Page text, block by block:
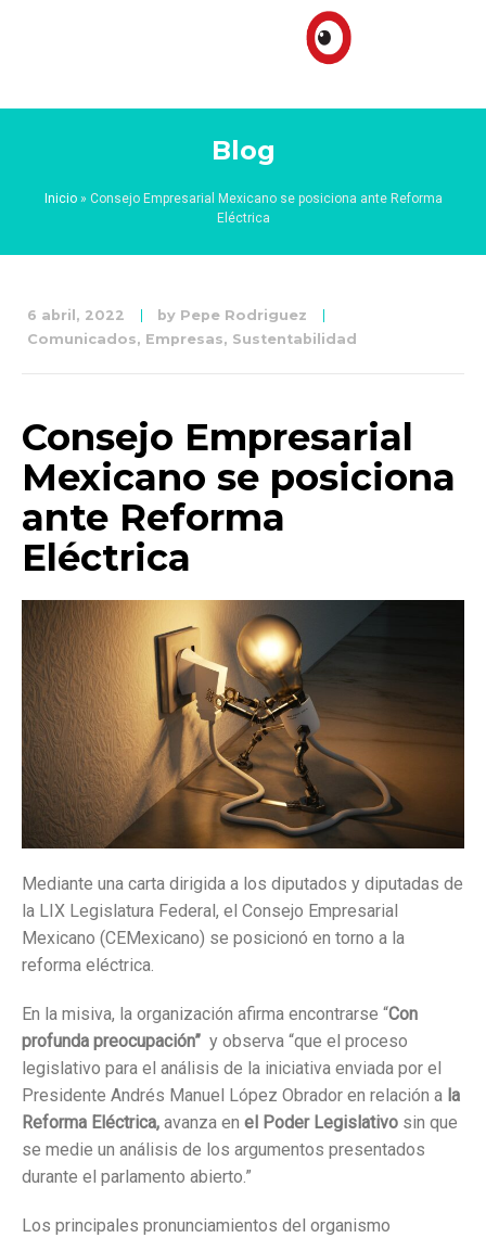
Blog
Inicio» Consejo Empresarial Mexicano se posiciona ante Reforma
Eléctrica
6 abril, 2022 by Pepe Rodriguez
Comunicados, Empresas, Sustentabilidad
Consejo Empresarial
Mexicano se posiciona
ante Reforma
Eléctrica
Mediante una carta dirigida a los diputados y diputadas de
la LIX Legislatura Federal, el Consejo Empresarial
Mexicano (CEMexicano) se posicionó en torno a la
reforma eléctrica.
En la misiva, la organización afirma encontrarse “Con
profunda preocupación” y observa “que el proceso
legislativo para el análisis de la iniciativa enviada por el
Presidente Andrés Manuel López Obrador en relación a la
Reforma Eléctrica, avanza en el Poder Legislativo sin que
se medie un análisis de los argumentos presentados
durante el parlamento abierto.”
Los principales pronunciamientos del organismo